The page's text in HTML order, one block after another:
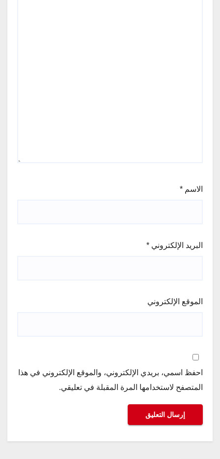
الاسم *
البريد الإلكتروني *
الموقع الإلكتروني
احفظ اسمي، بريدي الإلكتروني، والموقع الإلكتروني في هذا
المتصفح لاستخدامها المرة المقبلة في تعليقي.